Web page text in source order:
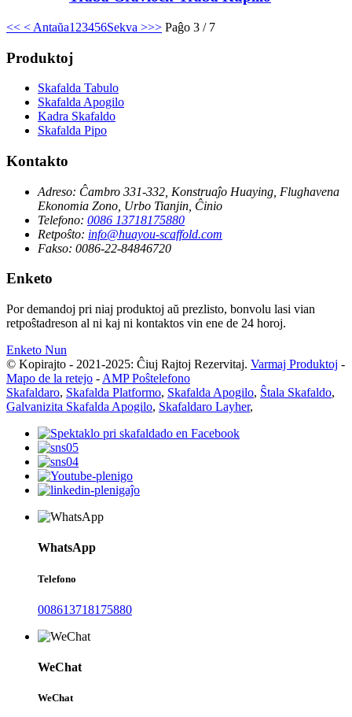
<< < Antaŭa1 23456Sekva >>> Paĝo 3 / 7
Produktoj
Skafalda Tabulo
Skafalda Apogilo
Kadra Skafaldo
Skafalda Pipo
Kontakto
Adreso: Ĉambro 331-332, Konstruaĵo Huaying, Flughavena
Ekonomia Zono, Urbo Tianjin, Ĉinio
Telefono: 0086 13718175880
Retpoŝto: info@huayou-scaffold.com
Fakso: 0086-22-84846720
Enketo
Por demandoj pri niaj produktoj aŭ prezlisto, bonvolu lasi vian
retpoŝtadreson al ni kaj ni kontaktos vin ene de 24 horoj.
Enketo Nun
© Kopirajto - 2021-2025: Ĉiuj Rajtoj Rezervitaj. Varmaj Produktoj -
Mapo de la retejo - AMP Poŝtelefono
Skafaldaro, Skafalda Platformo, Skafalda Apogilo, Ŝtala Skafaldo,
Galvanizita Skafalda Apogilo, Skafaldaro Layher,
WhatsApp
Telefono
008613718175880
WeChat
WeChat